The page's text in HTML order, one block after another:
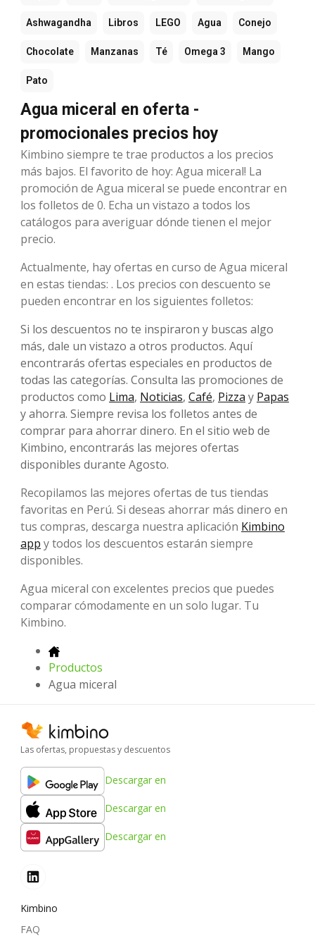
Ashwagandha Libros LEGO Agua Conejo
Chocolate Manzanas Té Omega 3 Mango
Pato
Agua miceral en oferta -
promocionales precios hoy
Kimbino siempre te trae productos a los precios
más bajos. El favorito de hoy: Agua miceral! La
promoción de Agua miceral se puede encontrar en
los folletos de 0. Echa un vistazo a todos los
catálogos para averiguar dónde tienen el mejor
precio.
Actualmente, hay ofertas en curso de Agua miceral
en estas tiendas: . Los precios con descuento se
pueden encontrar en los siguientes folletos:
Si los descuentos no te inspiraron y buscas algo
más, dale un vistazo a otros productos. Aquí
encontrarás ofertas especiales en productos de
todas las categorías. Consulta las promociones de
productos como Lima, Noticias, Café, Pizza y Papas
y ahorra. Siempre revisa los folletos antes de
comprar para ahorrar dinero. En el sitio web de
Kimbino, encontrarás las mejores ofertas
disponibles durante Agosto.
Recopilamos las mejores ofertas de tus tiendas
favoritas en Perú. Si deseas ahorrar más dinero en
tus compras, descarga nuestra aplicación Kimbino
app y todos los descuentos estarán siempre
disponibles.
Agua miceral con excelentes precios que puedes
comparar cómodamente en un solo lugar. Tu
Kimbino.
Productos
Agua miceral
Las ofertas, propuestas y descuentos
Descargar en
Descargar en
Descargar en
Kimbino
FAQ